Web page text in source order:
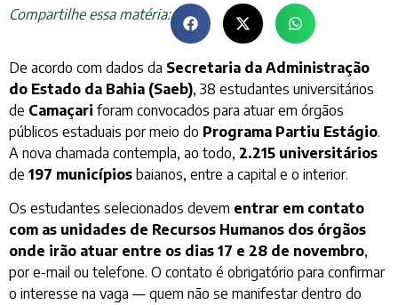
Compartilhe essa matéria:
De acordo com dados da Secretaria da Administração
do Estado da Bahia (Saeb), 38 estudantes universitários
de Camaçari foram convocados para atuar em órgãos
públicos estaduais por meio do Programa Partiu Estágio.
A nova chamada contempla, ao todo, 2.215 universitários
de 197 municípios baianos, entre a capital e o interior.
Os estudantes selecionados devem entrar em contato
com as unidades de Recursos Humanos dos órgãos
onde irão atuar entre os dias 17 e 28 de novembro,
por e-mail ou telefone. O contato é obrigatório para confirmar
o interesse na vaga — quem não se manifestar dentro do